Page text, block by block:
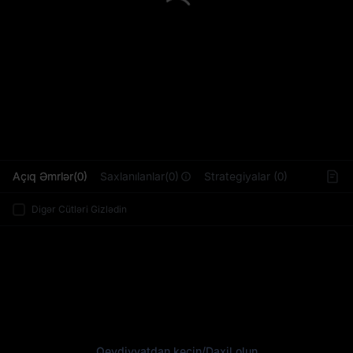
Açıq Əmrlər(0) Saxlanılanlar(0) Strategiyalar (0)
Digər Cütləri Gizlədin